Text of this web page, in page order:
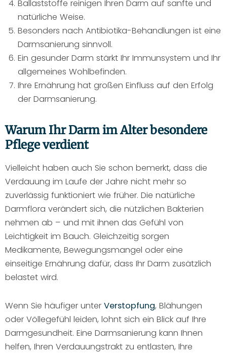
Ballaststoffe reinigen Ihren Darm auf sanfte und
natürliche Weise.
Besonders nach Antibiotika-Behandlungen ist eine
Darmsanierung sinnvoll.
Ein gesunder Darm stärkt Ihr Immunsystem und Ihr
allgemeines Wohlbefinden.
Ihre Ernährung hat großen Einfluss auf den Erfolg
der Darmsanierung.
Warum Ihr Darm im Alter besondere
Pflege verdient
Vielleicht haben auch Sie schon bemerkt, dass die
Verdauung im Laufe der Jahre nicht mehr so
zuverlässig funktioniert wie früher. Die natürliche
Darmflora verändert sich, die nützlichen Bakterien
nehmen ab – und mit ihnen das Gefühl von
Leichtigkeit im Bauch. Gleichzeitig sorgen
Medikamente, Bewegungsmangel oder eine
einseitige Ernährung dafür, dass Ihr Darm zusätzlich
belastet wird.
Wenn Sie häufiger unter Verstopfung, Blähungen
oder Völlegefühl leiden, lohnt sich ein Blick auf Ihre
Darmgesundheit. Eine Darmsanierung kann Ihnen
helfen, Ihren Verdauungstrakt zu entlasten, Ihre